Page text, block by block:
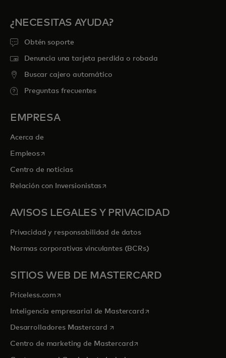
¿NECESITAS AYUDA?
Obtén soporte
Denuncia una tarjeta perdida o robada
Buscar cajero automático
Preguntas frecuentes
EMPRESA
Acerca de
Empleosse abre en una pestaña nueva
Centro de noticias
Relación con Inversionistasse abre en una pestaña nueva
AVISOS LEGALES Y PRIVACIDAD
Privacidad y responsabilidad de datos
Normas corporativas vinculantes (BCRs)
SITIOS WEB DE MASTERCARD
Priceless.com se abre en una pestaña nueva
Inteligencia empresarial de Mastercardse abre en una pestaña
Desarrolladores Mastercard se abre en una pestaña nueva
Centro de marketing de Mastercardse abre en una pestaña